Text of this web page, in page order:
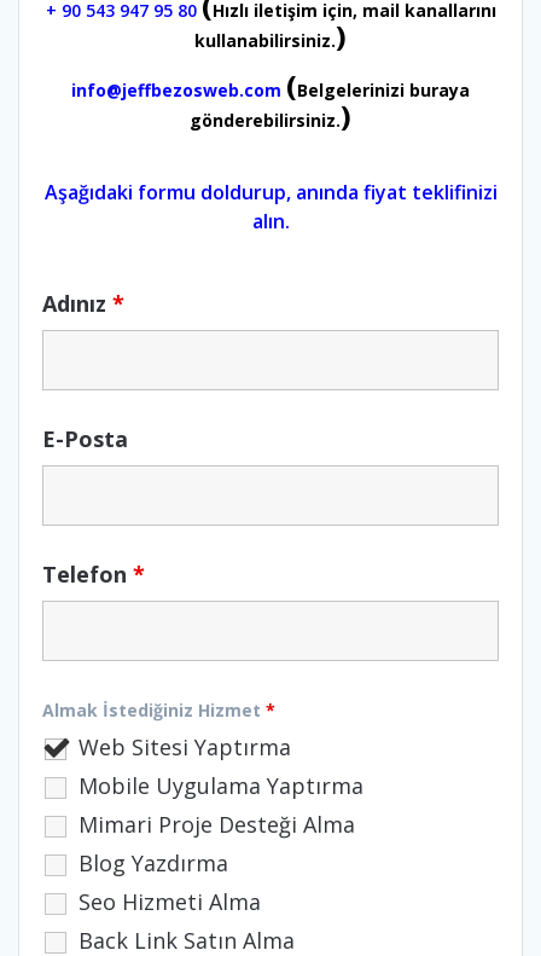
+ 90 543 947 95 80
Hızlı iletişim için, mail kanallarını
kullanabilirsiniz.)
info@jeffbezosweb.com (Belgelerinizi buraya
gönderebilirsiniz.)
Aşağıdaki formu doldurup, anında fiyat teklifinizi
alın.
Adınız *
E-Posta
Telefon *
Almak İstediğiniz Hizmet *
Web Sitesi Yaptırma
Mobile Uygulama Yaptırma
Mimari Proje Desteği Alma
Blog Yazdırma
Seo Hizmeti Alma
Back Link Satın Alma